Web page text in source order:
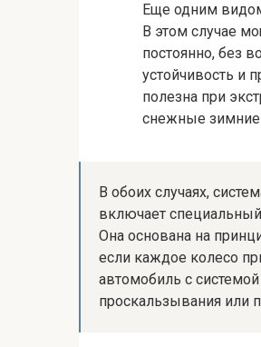
Еще одним
В этом случае
постоянно, без
устойчивость и
полезна при
снежные зимние
В обоих случаях,
включает
Она основана на
если каждое колесо
автомобиль с
проскальзывания или